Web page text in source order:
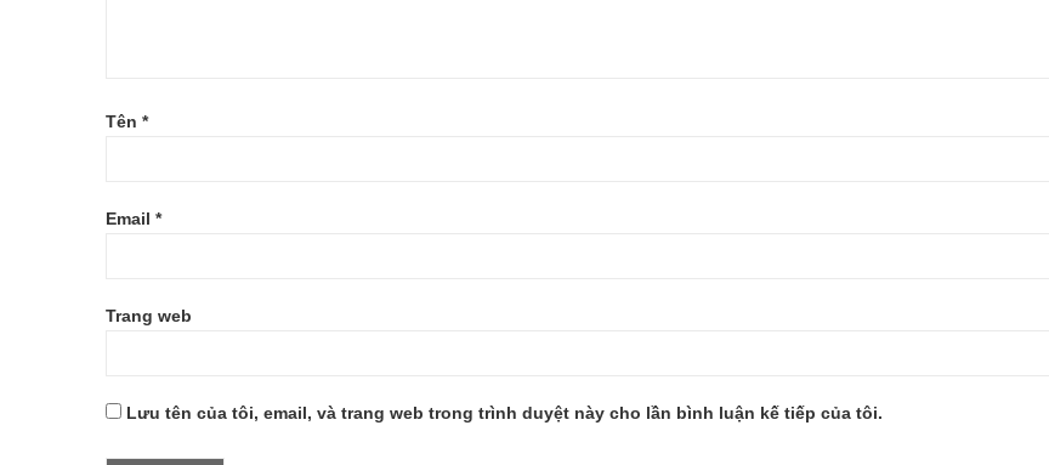
Tên *
Email *
Trang web
Lưu tên của tôi, email, và trang web trong trình duyệt này cho lần bình luận kế tiếp của tôi.